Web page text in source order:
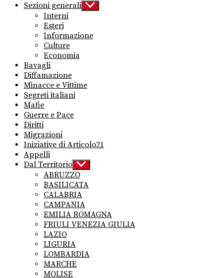
Sezioni generali Show
sub
Interni
Esteri
Informazione
Culture
Economia
Bavagli
Diffamazione
Minacce e Vittime
Segreti italiani
Mafie
Guerre e Pace
Diritti
Migrazioni
Iniziative di Articolo21
Appelli
Dal Territorio Show
sub
menu
ABRUZZO
BASILICATA
CALABRIA
CAMPANIA
EMILIA ROMAGNA
FRIULI VENEZIA GIULIA
LAZIO
LIGURIA
LOMBARDIA
MARCHE
MOLISE